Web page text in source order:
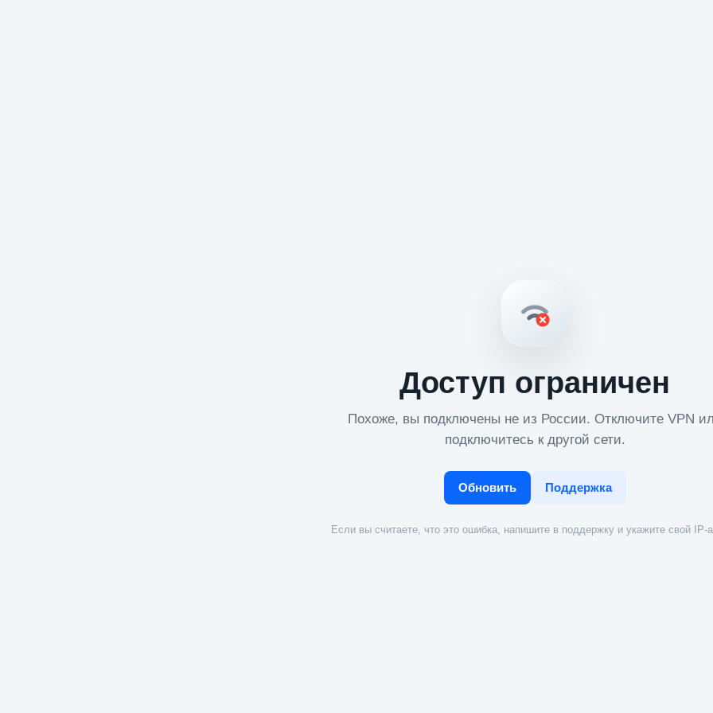
Доступ ограничен
Похоже, вы подключены не из России. Отключите VPN
подключитесь к другой сети.
Обновить Поддержка
Если вы считаете, что это ошибка, напишите в поддержку и укажите свой IP-